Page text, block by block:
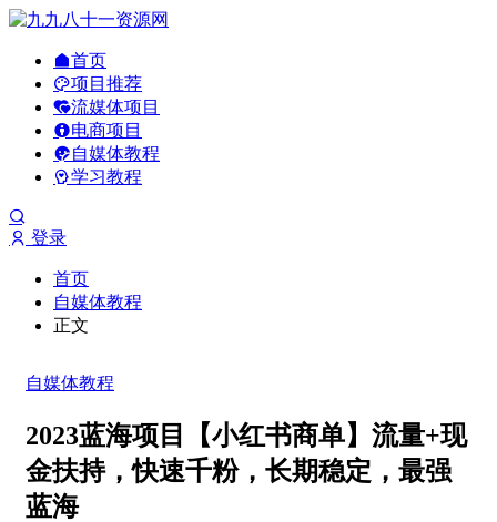
首页
项目推荐
流媒体项目
电商项目
自媒体教程
学习教程
登录
首页
自媒体教程
正文
自媒体教程
2023蓝海项目【小红书商单】流量+现
金扶持，快速千粉，长期稳定，最强
蓝海